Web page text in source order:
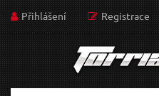
Přihlášení Registrace